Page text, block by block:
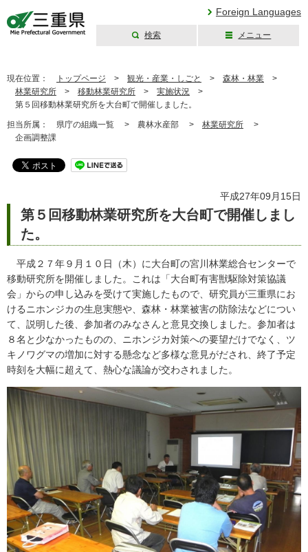
Foreign Languages
検索 メニュー
現在位置： トップページ > 観光・産業・しごと > 森林・林業 >
林業研究所 > 移動林業研究所 > 実施状況 >
第５回移動林業研究所を大台町で開催しました。
担当所属： 県庁の組織一覧 > 農林水産部 > 林業研究所 >
企画調整課
平成27年09月15日
第５回移動林業研究所を大台町で開催しまし
た。
平成２７年９月１０日（木）に大台町の宮川林業総合センターで
移動研究所を開催しました。これは「大台町有害獣駆除対策協議
会」からの申し込みを受けて実施したもので、研究員が三重県にお
けるニホンジカの生息実態や、森林・林業被害の防除法などについ
て、説明した後、参加者のみなさんと意見交換しました。参加者は
８名と少なかったものの、ニホンジカ対策への要望だけでなく、ツ
キノワグマの増加に対する懸念など多様な意見がだされ、終了予定
時刻を大幅に超えて、熱心な議論が交わされました。